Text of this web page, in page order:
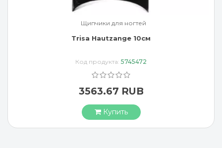
Щипчики для ногтей
Trisa Hautzange 10см
Код продукта: 5745472
3563.67 RUB
Купить